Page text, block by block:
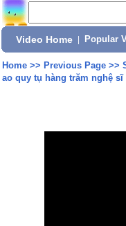
Video Home Popular
Home>> Previous Page>>
ao quy tụ hàng trăm nghệ